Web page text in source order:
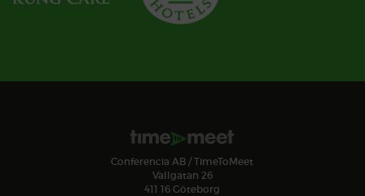
Conferencia AB / TimeToMeet
Vallgatan 26
411 16 Göteborg